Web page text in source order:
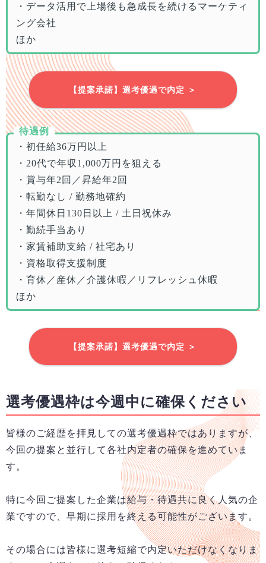
・データ活用で上場後も急成長を続けるマーケティ
ング会社
ほか
【提案承諾】選考優遇で内定 ＞
待遇例
・初任給36万円以上
・20代で年収1,000万円を狙える
・賞与年2回／昇給年2回
・転勤なし / 勤務地確約
・年間休日130日以上 / 土日祝休み
・勤続手当あり
・家賃補助支給 / 社宅あり
・資格取得支援制度
・育休／産休／介護休暇／リフレッシュ休暇
ほか
【提案承諾】選考優遇で内定 ＞
選考優遇枠は今週中に確保ください
皆様のご経歴を拝見しての選考優遇枠ではありますが、
今回の提案と並行して各社内定者の確保を進めていま
す。
特に今回ご提案した企業は給与・待遇共に良く人気の企
業ですので、早期に採用を終える可能性がございます。
その場合には皆様に選考短縮で内定いただけなくなりま